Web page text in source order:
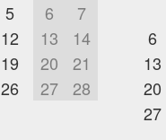
5 6
7
12 13
14
19 20
21
26 27
28
6
13
20
27